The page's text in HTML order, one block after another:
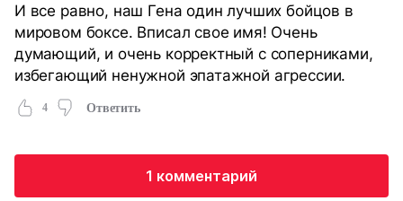
И все равно, наш Гена один лучших бойцов в
мировом боксе. Вписал свое имя! Очень
думающий, и очень корректный с соперниками,
избегающий ненужной эпатажной агрессии.
4 Ответить
1 комментарий